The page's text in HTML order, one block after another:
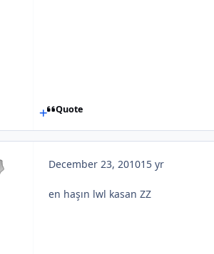
Quote
December 23, 201015 yr
en haşın lwl kasan ZZ